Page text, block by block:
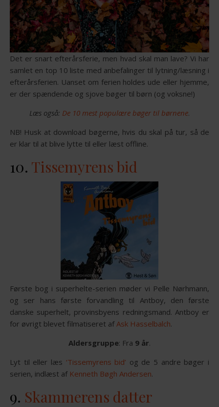
Det er snart efterårsferie, men hvad skal man lave? Vi har
samlet en top 10 liste med anbefalinger til lytning/læsning i
efterårsferien. Uanset om ferien holdes ude eller hjemme,
er der spændende og sjove bøger til børn (og voksne!)
Læs også: De 10 mest populære bøger til børnene.
NB! Husk at download bøgerne, hvis du skal på tur, så de
er klar til at blive lytte til eller læst offline.
10. Tissemyrens bid
Første bog i superhelte-serien møder vi Pelle Nørhmann,
og ser hans første forvandling til Antboy, den første
danske superhelt, provinsbyens redningsmand. Antboy er
for øvrigt blevet filmatiseret afAsk Hasselbalch.
Aldersgruppe: Fra 9 år.
Lyt til eller læs ‘Tissemyrens bid’ og de 5 andre bøger i
serien, indlæst af Kenneth Bøgh Andersen.
9. Skammerens datter